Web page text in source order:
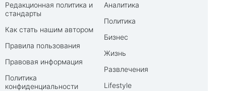
Редакционная политика и
стандарты
Как стать нашим автором
Правила пользования
Правовая информация
Политика
конфиденциальности
Аналитика
Политика
Бизнес
Жизнь
Развлечения
Lifestyle